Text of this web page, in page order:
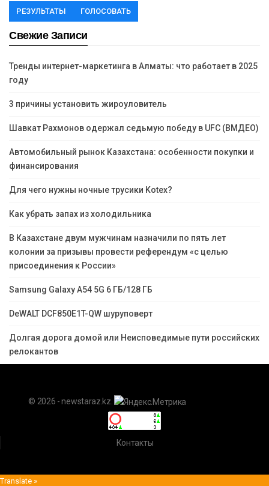
РЕЗУЛЬТАТЫ ГОЛОСОВАТЬ
Свежие Записи
Тренды интернет-маркетинга в Алматы: что работает в 2025
году
3 причины установить жироуловитель
Шавкат Рахмонов одержал седьмую победу в UFC (ВМДЕО)
Автомобильный рынок Казахстана: особенности покупки и
финансирования
Для чего нужны ночные трусики Kotex?
Как убрать запах из холодильника
В Казахстане двум мужчинам назначили по пять лет
колонии за призывы провести референдум «с целью
присоединения к России»
Samsung Galaxy A54 5G 6 ГБ/128 ГБ
DeWALT DCF850E1T-QW шуруповерт
Долгая дорога домой или Неисповедимые пути российских
релокантов
© 2026 - newstaraz.kz.
Контакты
Translate »